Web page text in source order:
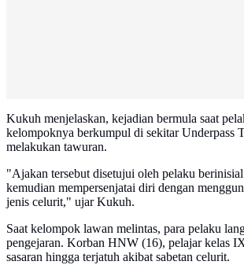
Kukuh menjelaskan, kejadian bermula saat
kelompoknya berkumpul di sekitar Underpass
melakukan tawuran.
"Ajakan tersebut disetujui oleh pelaku
kemudian mempersenjatai diri dengan
jenis celurit," ujar Kukuh.
Saat kelompok lawan melintas, para pelaku
pengejaran. Korban HNW (16), pelajar kelas
sasaran hingga terjatuh akibat sabetan celurit.